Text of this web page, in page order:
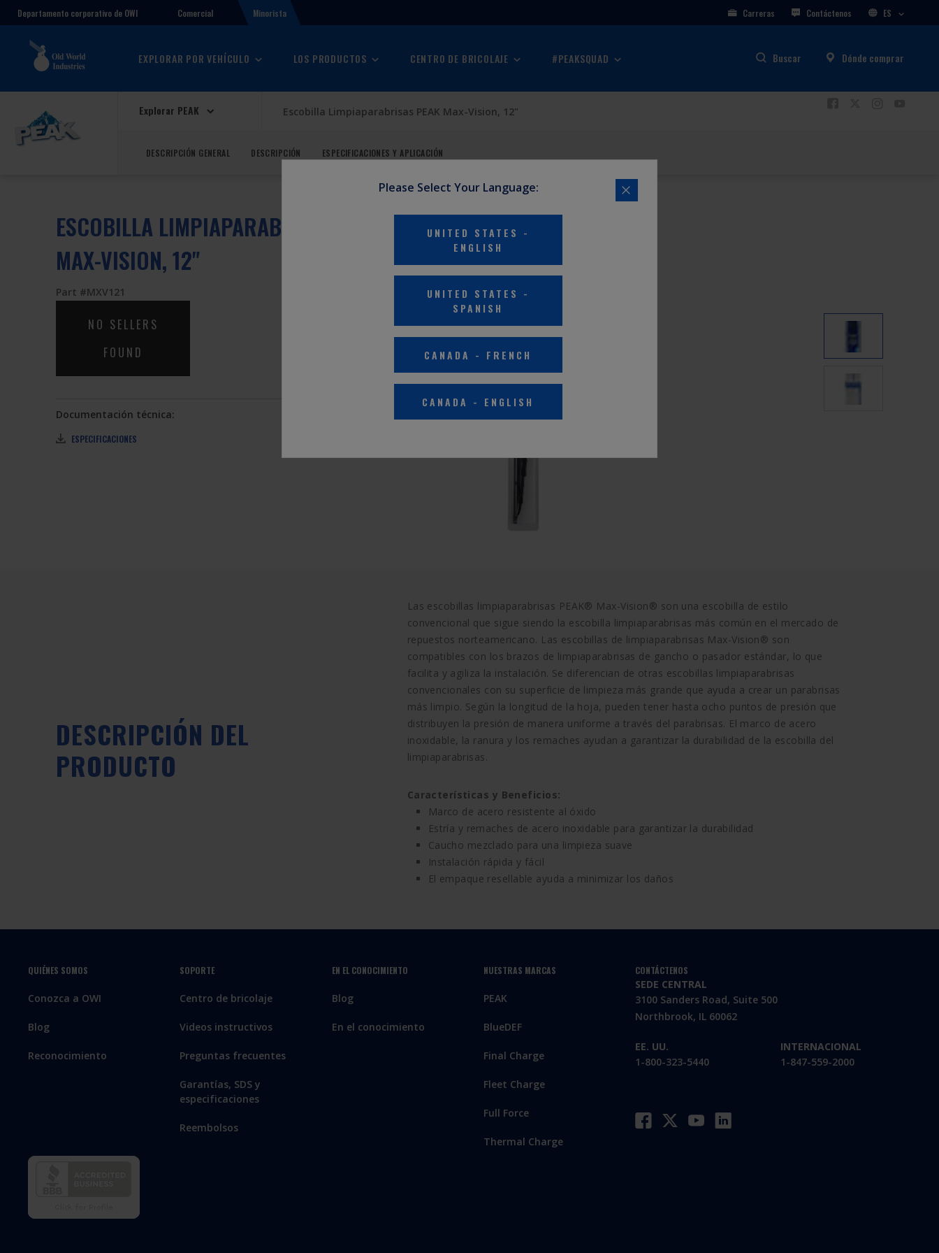
Please Select Your Language:
UNITED STATES -
ENGLISH
UNITED STATES -
SPANISH
CANADA - FRENCH
CANADA - ENGLISH
Departamento corporativo de OWI Comercial Minorista Carreras Contáctenos ES
EXPLORAR POR VEHÍCULO LOS PRODUCTOS CENTRO DE BRICOLAJE #PEAKSQUAD Buscar Dónde comprar
Explorar PEAK Escobilla Limpiaparabrisas PEAK Max-Vision, 12"
DESCRIPCIÓN GENERAL DESCRIPCIÓN ESPECIFICACIONES Y APLICACIÓN
ESCOBILLA LIMPIAPARABRISAS PEAK
MAX-VISION, 12"
Part #MXV121
NO SELLERS
FOUND
Documentación técnica:
ESPECIFICACIONES
DESCRIPCIÓN DEL
PRODUCTO
Las escobillas limpiaparabrisas PEAK® Max-Vision® son una escobilla de estilo
convencional que sigue siendo la escobilla limpiaparabrisas más común en el mercado de
repuestos norteamericano. Las escobillas de limpiaparabrisas Max-Vision® son
compatibles con los brazos de limpiaparabrisas de gancho o pasador estándar, lo que
facilita y agiliza la instalación. Se diferencian de otras escobillas limpiaparabrisas
convencionales con su superficie de limpieza más grande que ayuda a crear un parabrisas
más limpio. Según la longitud de la hoja, pueden tener hasta ocho puntos de presión que
distribuyen la presión de manera uniforme a través del parabrisas. El marco de acero
inoxidable, la ranura y los remaches ayudan a garantizar la durabilidad de la escobilla del
limpiaparabrisas.
Características y Beneficios:
Marco de acero resistente al óxido
Estría y remaches de acero inoxidable para garantizar la durabilidad
Caucho mezclado para una limpieza suave
Instalación rápida y fácil
El empaque resellable ayuda a minimizar los daños
QUIÉNES SOMOS
Conozca a OWI
Blog
Reconocimiento
SOPORTE
Centro de bricolaje
Videos instructivos
Preguntas frecuentes
Garantías, SDS y
especificaciones
Reembolsos
EN EL CONOCIMIENTO
Blog
En el conocimiento
NUESTRAS MARCAS
PEAK
BlueDEF
Final Charge
Fleet Charge
Full Force
Thermal Charge
CONTÁCTENOS
SEDE CENTRAL
3100 Sanders Road, Suite 500
Northbrook, IL 60062
EE. UU.
1-800-323-5440
INTERNACIONAL
1-847-559-2000